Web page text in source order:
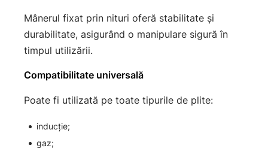
Mânerul fixat prin nituri oferă stabilitate și
durabilitate, asigurând o manipulare sigură în
timpul utilizării.
Compatibilitate universală
Poate fi utilizată pe toate tipurile de plite:
inducție;
gaz;